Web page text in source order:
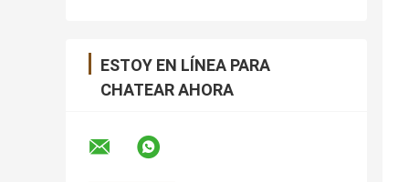
ESTOY EN LÍNEA PARA
CHATEAR AHORA